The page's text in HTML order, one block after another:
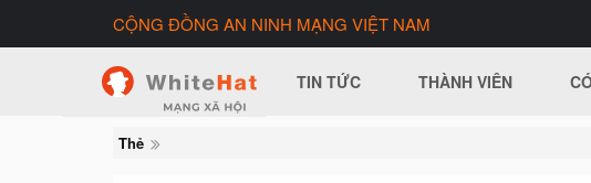
CỘNG ĐỒNG AN NINH MẠNG VIỆT NAM
TIN TỨC THÀNH VIÊN
Thẻ